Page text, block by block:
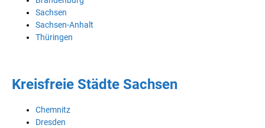
Sachsen
Sachsen-Anhalt
Thüringen
Kreisfreie Städte Sachsen
Chemnitz
Dresden